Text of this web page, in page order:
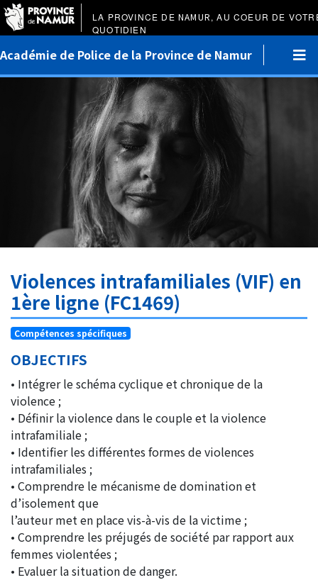
LA PROVINCE DE NAMUR, AU COEUR DE
QUOTIDIEN
Académie de Police de la Province de Namur
Violences intrafamiliales (VIF) en
1ère ligne (FC1469)
Compétences spécifiques
OBJECTIFS
• Intégrer le schéma cyclique et chronique de la
violence ;
• Définir la violence dans le couple et la violence
intrafamiliale ;
• Identifier les différentes formes de violences
intrafamiliales ;
• Comprendre le mécanisme de domination et
d’isolement que
l’auteur met en place vis-à-vis de la victime ;
• Comprendre les préjugés de société par rapport aux
femmes violentées ;
• Evaluer la situation de danger.